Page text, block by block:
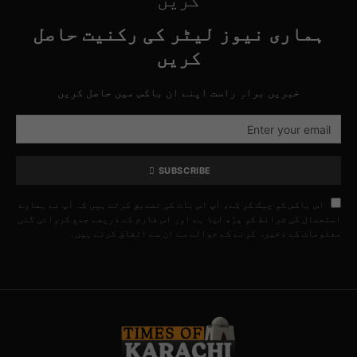
ہماری نیوز لیٹر کی رکنیت حاصل
کریں
خبریں براہِ راست اپنے ان باکس میں حاصل کریں
SUBSCRIBE
اس باکس کو چیک کر کے، آپ اس بات کی تصدیق کرتے ہیں کہ آپ نے ہمارے
استعمال کی شرائط کو پڑھ لیا ہے اور اس فارم کے ذریعے جمع کروائی گئی
معلومات کے ذخیرہ کرنے کے حوالے سے ان سے اتفاق کرتے ہیں۔